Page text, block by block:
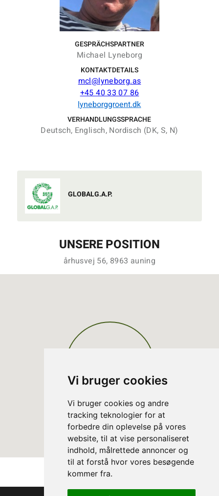
Vi bruger cookies
Vi bruger cookies og andre
tracking teknologier for at
forbedre din oplevelse på vores
website, til at vise personaliseret
indhold, målrettede annoncer og
til at forstå hvor vores besøgende
kommer fra.
GESPRÄCHSPARTNER
Michael Lyneborg
KONTAKTDETAILS
mcl@lyneborg.as
+45 40 33 07 86
lyneborggroent.dk
VERHANDLUNGSSPRACHE
Deutsch, Englisch, Nordisch (DK, S, N)
GLOBALG.A.P.
UNSERE POSITION
århusvej 56, 8963 auning